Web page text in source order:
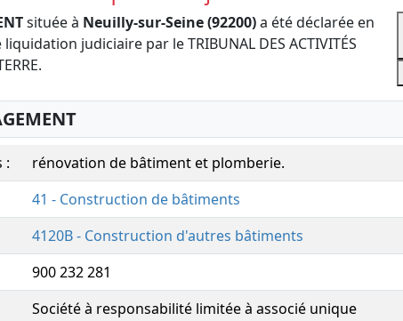
située à Neuilly-sur-Seine (92200)a été déclarée en
judiciaire par le TRIBUNAL DES ACTIVITÉS
:
rénovation de bâtiment et plomberie.
41 - Construction de bâtiments
4120B - Construction d'autres bâtiments
900 232 281
Société à responsabilité limitée à associé unique